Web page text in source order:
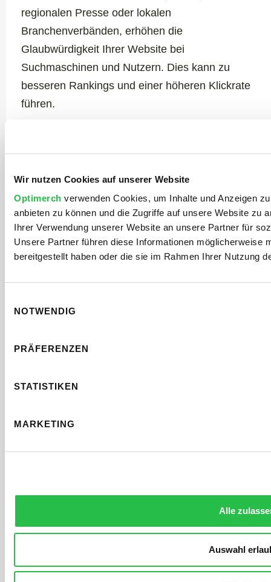
Wir nutzen Cookies auf unserer Website
Optimerch verwenden Cookies, um Inhalte und Anzeigen
anbieten zu können und die Zugriffe auf unsere Website zu
Ihrer Verwendung unserer Website an unsere Partner für
Unsere Partner führen diese Informationen möglicherweise
bereitgestellt haben oder die sie im Rahmen Ihrer Nutzung
NOTWENDIG
PRÄFERENZEN
STATISTIKEN
MARKETING
Alle
Auswahl
regionalen Presse oder lokalen
Branchenverbänden, erhöhen die
Glaubwürdigkeit Ihrer Website bei
Suchmaschinen und Nutzern. Dies kann zu
besseren Rankings und einer höheren Klickrate
führen.
Zielgerichteter Traffic
Regionale Backlinks können zielgerichteten
Traffic auf Ihre Website lenken. Nutzer, die über
spezifischen Dienstleistungen oder Produkten in
verschaffen, die keine lokale SEO-Strategie
Suchergebnissen hervorzuheben und als